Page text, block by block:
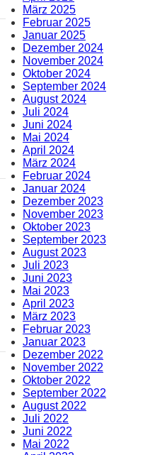
März 2025
Februar 2025
Januar 2025
Dezember 2024
November 2024
Oktober 2024
September 2024
August 2024
Juli 2024
Juni 2024
Mai 2024
April 2024
März 2024
Februar 2024
Januar 2024
Dezember 2023
November 2023
Oktober 2023
September 2023
August 2023
Juli 2023
Juni 2023
Mai 2023
April 2023
März 2023
Februar 2023
Januar 2023
Dezember 2022
November 2022
Oktober 2022
September 2022
August 2022
Juli 2022
Juni 2022
Mai 2022